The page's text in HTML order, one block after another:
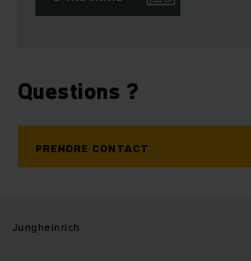
Questions ?
PRENDRE CONTACT
Jungheinrich